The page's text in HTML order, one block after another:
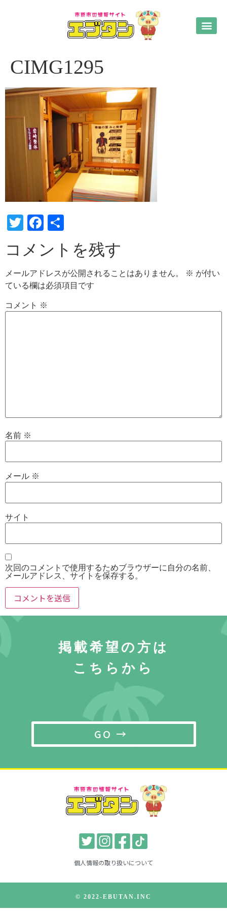
CIMG1295
TwitterFacebook
有
コメントを残す
メールアドレスが公開されることはありません。 ※ が付い
ている欄は必須項目です
コメント ※
名前 ※
メール ※
サイト
次回のコメントで使用するためブラウザーに自分の名前、
メールアドレス、サイトを保存する。
掲載希望の方は
こちらから
GO →
個人情報の取り扱いについて
© 2022-EBUTAN.INC